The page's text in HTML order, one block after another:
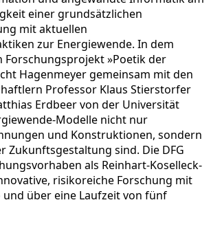
einer grundsätzlichen
mit aktuellen
zur Energiewende. In dem
»Poetik der
Hagenmeyer gemeinsam mit den
Professor Klaus Stierstorfer
Erdbeer von der Universität
Modelle nicht nur
und Konstruktionen, sondern
Zukunftsgestaltung sind. Die DFG
als Reinhart-Koselleck-
risikoreiche Forschung mit
über eine Laufzeit von fünf